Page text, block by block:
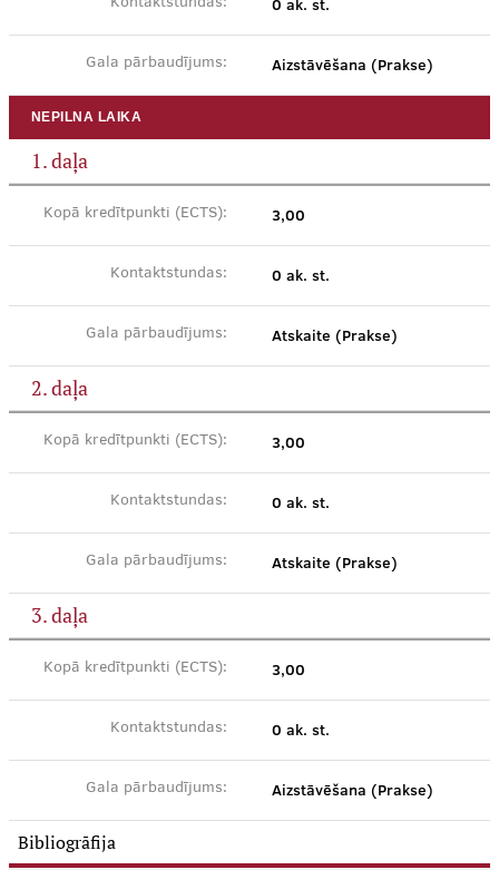
Kontaktstundas: 0 ak. st.
Gala pārbaudījums: Aizstāvēšana (Prakse)
NEPILNA LAIKA
1. daļa
Kopā kredītpunkti (ECTS): 3,00
Kontaktstundas: 0 ak. st.
Gala pārbaudījums: Atskaite (Prakse)
2. daļa
Kopā kredītpunkti (ECTS): 3,00
Kontaktstundas: 0 ak. st.
Gala pārbaudījums: Atskaite (Prakse)
3. daļa
Kopā kredītpunkti (ECTS): 3,00
Kontaktstundas: 0 ak. st.
Gala pārbaudījums: Aizstāvēšana (Prakse)
Bibliogrāfija